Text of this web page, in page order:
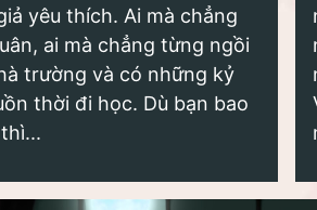
yêu thích. Ai mà chẳng
ai mà chẳng từng ngồi
trường và có những kỷ
thời đi học. Dù bạn bao